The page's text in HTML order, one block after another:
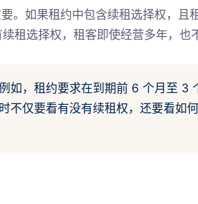
。如果租约中包含续租选择权，且
租选择权，租客即使经营多年，也
如，租约要求在到期前 6 个月至 3
不仅要看有没有续租权，还要看如